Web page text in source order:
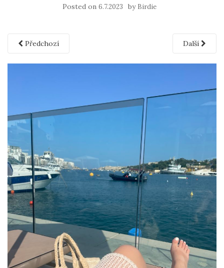
Posted on 6.7.2023 by Birdie
Předchozí Další